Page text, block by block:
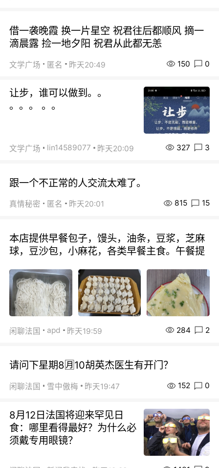
借一袭晚霞 换一片星空 祝君往后都顺风 摘一
滴晨露 捡一地夕阳 祝君从此都无恙
文学广场 匿名 昨天20:49 150 0
让步，谁可以做到。。
。。。 。。
文学广场 lin14589077 昨天20:09 327 3
跟一个不正常的人交流太难了。
真情秘密 匿名 昨天20:01 815 15
本店提供早餐包子，馒头，油条，豆浆，芝麻
球，豆沙包，小麻花，各类早餐主食。午餐提
闲聊法国 apd 昨天19:59 284 2
请问下星期8🈷️10胡英杰医生有开门？
闲聊法国 雪中傲梅 昨天19:47 152 0
8月12日法国将迎来罕见日
食：哪里看得最好？为什么必
须戴专用眼镜？